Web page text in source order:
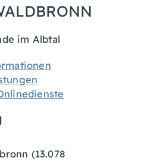
im Albtal
(13.078